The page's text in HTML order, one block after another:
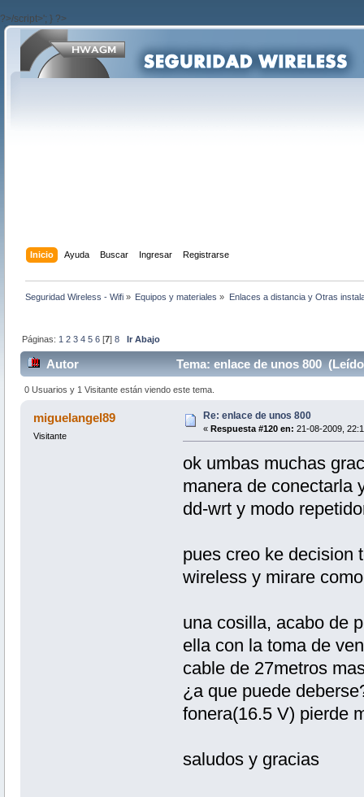
?>/script>'; } ?>
Inicio Ayuda Buscar Ingresar Registrarse
Seguridad Wireless - Wifi » Equipos y materiales » Enlaces a distancia y Otras
Páginas: 1 2 3 4 5 6 [7]8 Ir Abajo
Autor Tema: enlace de unos 800
0 Usuarios y 1 Visitante están viendo este tema.
miguelangel89
Visitante
Re: enlace de unos 800
« Respuesta #120 en: 21-08-2009,
ok umbas muchas
manera de conectarla
dd-wrt y modo
pues creo ke decision
wireless y mirare
una cosilla, acabo de
ella con la toma de
cable de 27metros
¿a que puede
fonera(16.5 V) pierde
saludos y gracias